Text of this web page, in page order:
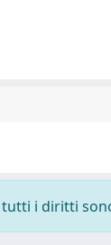
i diritti